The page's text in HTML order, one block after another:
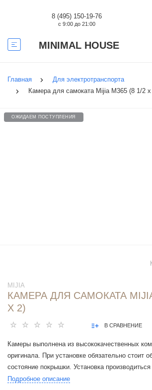
MINIMAL HOUSE
8 (495) 150-19-76
с 9:00 до 21:00
Главная
Для электротранспорта
Камера для самоката Mijia M365 (8 1/2
ОЖИДАЕМ ПОСТУПЛЕНИЯ
MIJIA
КАМЕРА ДЛЯ САМОКАТА
X 2)
В СРАВНЕНИЕ
Камеры выполнена из высококачественных
оригинала. При установке обязательно стоит
состояние покрышки. Установка
предметов. Желательно шиномонтажными
Подробное описание